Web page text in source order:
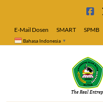
E-Mail Dosen SMART SPMB
Bahasa Indonesia ▼